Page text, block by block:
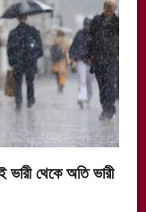
ভারী থেকে অতি ভারী